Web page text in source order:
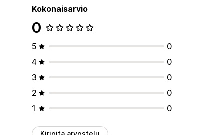
Kokonaisarvio
0
5
0
4
0
3
0
2
0
1
0